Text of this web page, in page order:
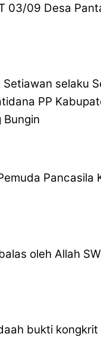
03/09 Desa
selaku
PP
Bungin
Pancasila
oleh Allah
bukti